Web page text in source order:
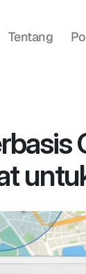
Tentang